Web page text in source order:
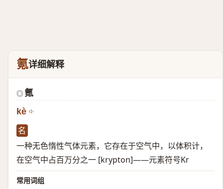
氪详细解释
◎ 氪
kè
名
一种无色惰性气体元素，它存在于空气中，以体积计，
在空气中占百万分之一 [krypton]——元素符号Kr
常用词组